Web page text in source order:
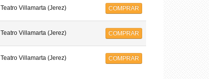
Teatro Villamarta (Jerez) COMPRAR
Teatro Villamarta (Jerez) COMPRAR
Teatro Villamarta (Jerez) COMPRAR